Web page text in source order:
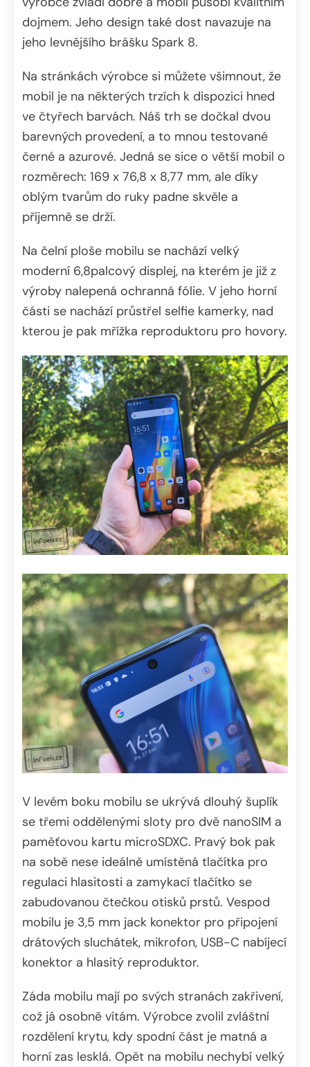
dojmem. Jeho design také dost navazuje na
jeho levnějšího brášku Spark 8.
Na stránkách výrobce si můžete všimnout, že
mobil je na některých trzích k dispozici hned
ve čtyřech barvách. Náš trh se dočkal dvou
barevných provedení, a to mnou testované
černé a azurové. Jedná se sice o větší mobil o
rozměrech: 169 x 76,8 x 8,77 mm, ale díky
oblým tvarům do ruky padne skvěle a
příjemně se drží.
Na čelní ploše mobilu se nachází velký
moderní 6,8palcový displej, na kterém je již z
výroby nalepená ochranná fólie. V jeho horní
části se nachází průstřel selfie kamerky, nad
kterou je pak mřížka reproduktoru pro hovory.
V levém boku mobilu se ukrývá dlouhý šuplík
se třemi oddělenými sloty pro dvě nanoSIM a
paměťovou kartu microSDXC. Pravý bok pak
na sobě nese ideálně umístěná tlačítka pro
regulaci hlasitosti a zamykací tlačítko se
zabudovanou čtečkou otisků prstů. Vespod
mobilu je 3,5 mm jack konektor pro připojení
drátových sluchátek, mikrofon, USB-C nabíjecí
konektor a hlasitý reproduktor.
Záda mobilu mají po svých stranách zakřivení,
což já osobně vítám. Výrobce zvolil zvláštní
rozdělení krytu, kdy spodní část je matná a
horní zas lesklá. Opět na mobilu nechybí velký